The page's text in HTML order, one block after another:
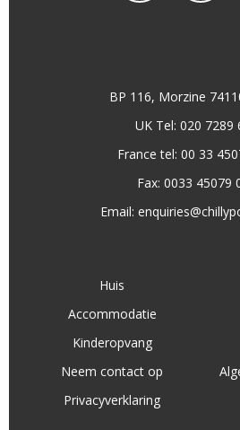
BP 116, Morzine
UK Tel: 020 7289
France tel: 00 33
Fax: 0033 45079
Email:
Huis
Accommodatie
Kinderopvang
Neem contact op
Privacyverklaring